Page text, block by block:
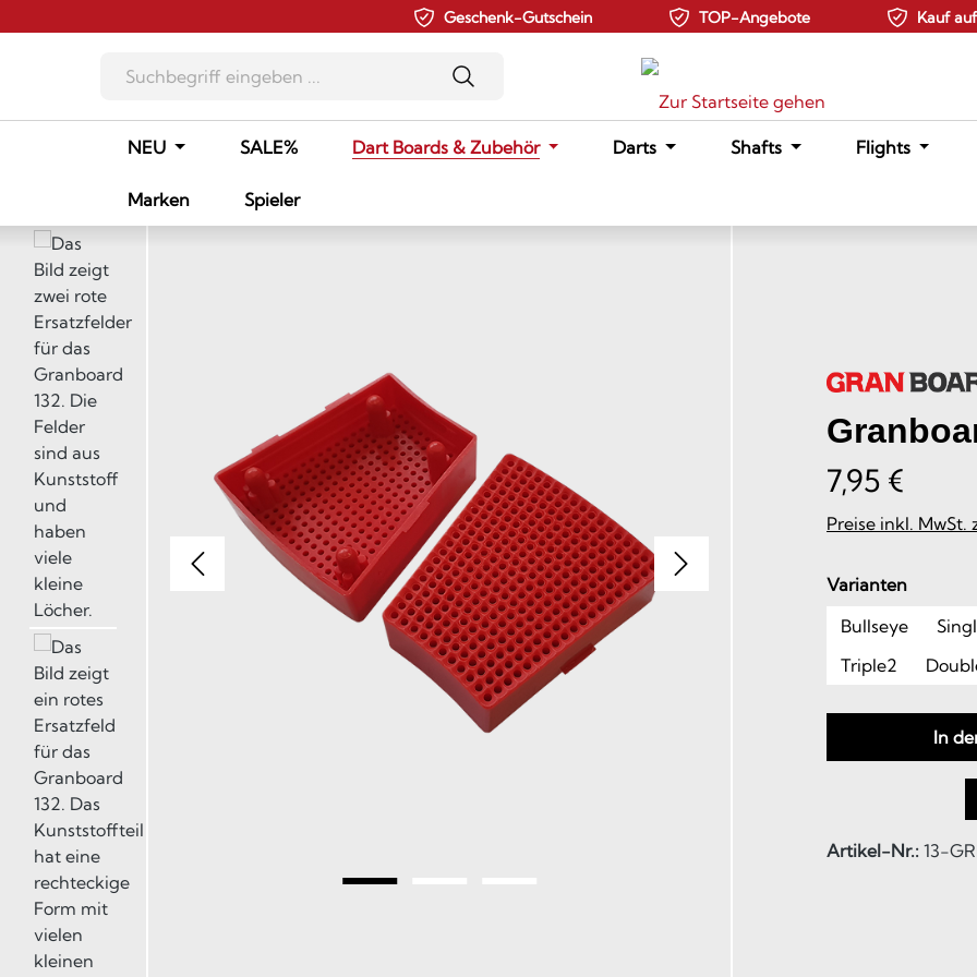
Geschenk-Gutschein TOP-Angebote Kauf
NEU SALE% Dart Boards & Zubehör Darts Shafts Flights
Marken
Spieler
Bildergalerie überspringen
7,95 €
Preise inkl. MwSt.
Varianten
Bullseye
Triple2
In
Artikel-Nr.: 13-